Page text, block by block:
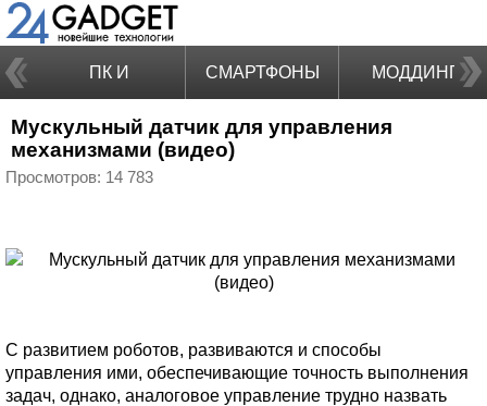
ПК И
НОУТБУКИ
СМАРТФОНЫ МОДДИНГ
Мускульный датчик для управления
механизмами (видео)
Просмотров: 14 783
С развитием роботов, развиваются и способы
управления ими, обеспечивающие точность выполнения
задач, однако, аналоговое управление трудно назвать